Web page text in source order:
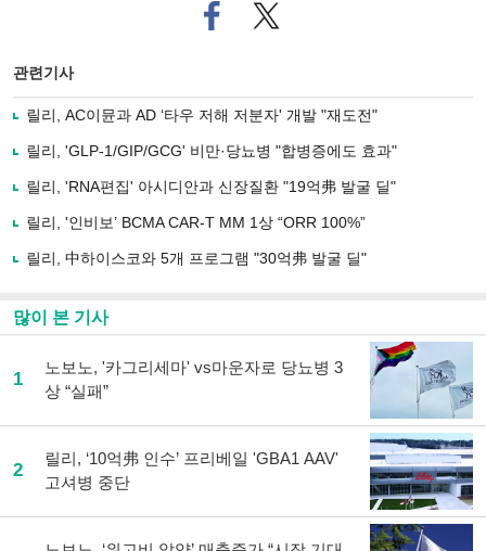
페
이
로
기
사
유
기
트위
터로
관련기사
릴리, AC이뮨과 AD ‘타우 저해 저분자' 개발 "재도전"
릴리, 'GLP-1/GIP/GCG' 비만·당뇨병 "합병증에도 효과"
릴리, 'RNA편집' 아시디안과 신장질환 "19억弗 발굴 딜"
릴리, '인비보’ BCMA CAR-T MM 1상 “ORR 100%”
릴리, 中하이스코와 5개 프로그램 "30억弗 발굴 딜"
많이 본 기사
1
노보노, '카그리세마' vs마운자로 당뇨병 3
상 “실패”
2
릴리, ‘10억弗 인수’ 프리베일 'GBA1 AAV'
고셔병 중단